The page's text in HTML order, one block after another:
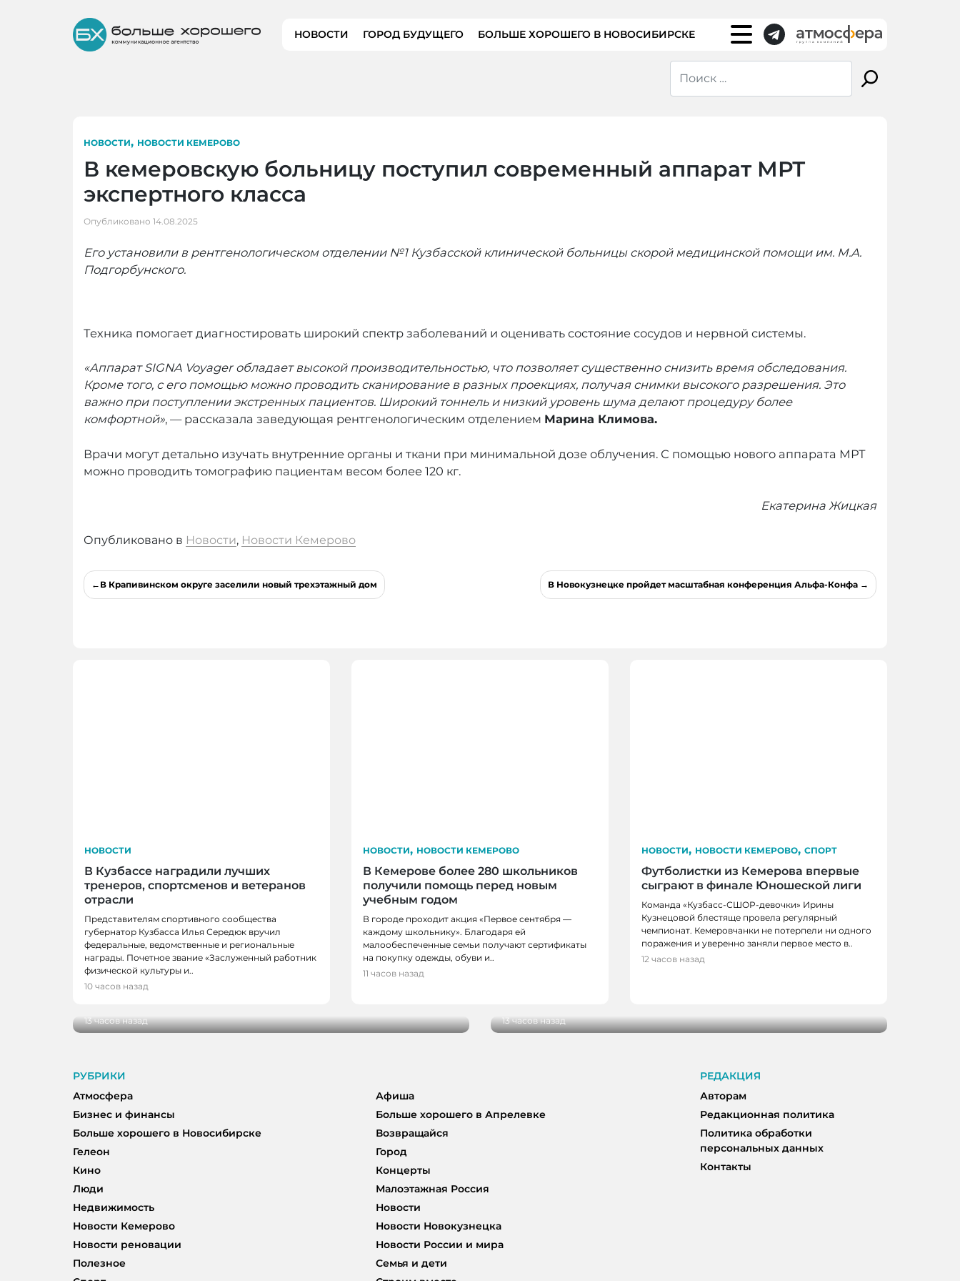
НОВОСТИ ГОРОД БУДУЩЕГО БОЛЬШЕ ХОРОШЕГО В НОВОСИБИРСКЕ
НОВОСТИ, НОВОСТИ КЕМЕРОВО
В кемеровскую больницу поступил современный аппарат МРТ
экспертного класса
Опубликовано 14.08.2025
Его установили в рентгенологическом отделении №1 Кузбасской клинической больницы скорой медицинской помощи им. М.А.
Подгорбунского.
Техника помогает диагностировать широкий спектр заболеваний и оценивать состояние сосудов и нервной системы.
«Аппарат SIGNA Voyager обладает высокой производительностью, что позволяет существенно снизить время обследования.
Кроме того, с его помощью можно проводить сканирование в разных проекциях, получая снимки высокого разрешения. Это
важно при поступлении экстренных пациентов. Широкий тоннель и низкий уровень шума делают процедуру более
комфортной», — рассказала заведующая рентгенологическим отделением Марина Климова.
Врачи могут детально изучать внутренние органы и ткани при минимальной дозе облучения. С помощью нового аппарата МРТ
можно проводить томографию пациентам весом более 120 кг.
Екатерина Жицкая
Опубликовано в Новости, Новости Кемерово
Навигация
по
В Крапивинском округе заселили новый трехэтажный дом В Новокузнецке пройдет масштабная конференция Альфа-Конфа
НОВОСТИ
В Кузбассе наградили лучших
тренеров, спортсменов и ветеранов
отрасли
Представителям спортивного сообщества
губернатор Кузбасса Илья Середюк вручил
федеральные, ведомственные и региональные
награды. Почетное звание «Заслуженный работник
физической культуры и..
10 часов назад
НОВОСТИ, НОВОСТИ КЕМЕРОВО
В Кемерове более 280 школьников
получили помощь перед новым
учебным годом
В городе проходит акция «Первое сентября —
каждому школьнику». Благодаря ей
малообеспеченные семьи получают сертификаты
на покупку одежды, обуви и..
11 часов назад
НОВОСТИ, НОВОСТИ КЕМЕРОВО, СПОРТ
Футболистки из Кемерова впервые
сыграют в финале Юношеской лиги
Команда «Кузбасс-СШОР-девочки» Ирины
Кузнецовой блестяще провела регулярный
чемпионат. Кемеровчанки не потерпели ни одного
поражения и уверенно заняли первое место в..
12 часов назад
НОВОСТИ
13 часов назад 13 часов назад
РУБРИКИ
Атмосфера
Афиша
Бизнес и финансы
Больше хорошего в Апрелевке
Больше хорошего в Новосибирске
Возвращайся
Гелеон
Город
Кино
Концерты
Люди
Малоэтажная Россия
Недвижимость
Новости
Новости Кемерово
Новости Новокузнецка
Новости реновации
Новости России и мира
Полезное
Семья и дети
РЕДАКЦИЯ
Авторам
Редакционная политика
Политика обработки
персональных данных
Контакты